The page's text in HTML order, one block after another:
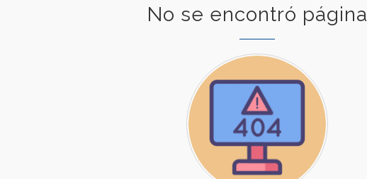
No se encontró página